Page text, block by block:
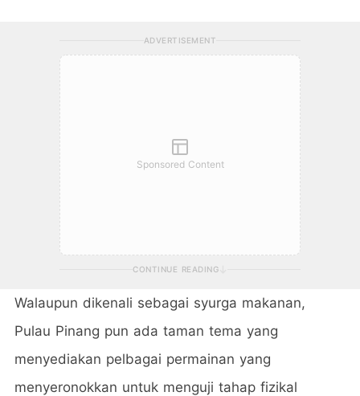
ADVERTISEMENT
Sponsored Content
CONTINUE READING
Walaupun dikenali sebagai syurga makanan,
Pulau Pinang pun ada taman tema yang
menyediakan pelbagai permainan yang
menyeronokkan untuk menguji tahap fizikal